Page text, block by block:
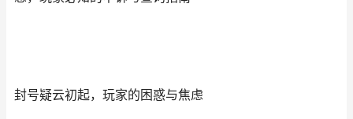
封号疑云初起，玩家的困惑与焦虑